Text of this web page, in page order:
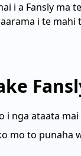
i a Fansly
i te mahi
nga ataata mai
mo to punaha